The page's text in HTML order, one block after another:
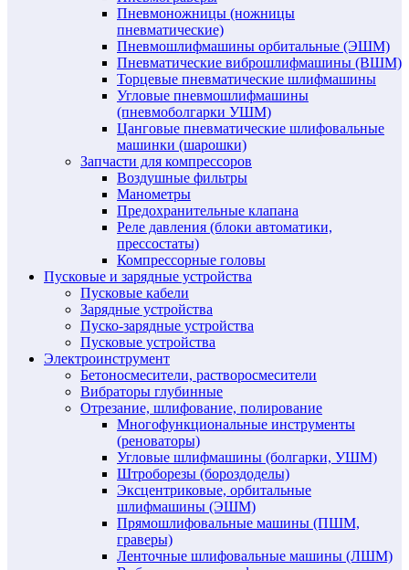
Пневмоножницы (ножницы
пневматические)
Пневмошлифмашины орбитальные (ЭШМ)
Пневматические виброшлифмашины (ВШМ)
Торцевые пневматические шлифмашины
Угловые пневмошлифмашины
(пневмоболгарки УШМ)
Цанговые пневматические шлифовальные
машинки (шарошки)
Запчасти для компрессоров
Воздушные фильтры
Манометры
Предохранительные клапана
Реле давления (блоки автоматики,
прессостаты)
Компрессорные головы
Пусковые и зарядные устройства
Пусковые кабели
Зарядные устройства
Пуско-зарядные устройства
Пусковые устройства
Электроинструмент
Бетоносмесители, растворосмесители
Вибраторы глубинные
Отрезание, шлифование, полирование
Многофункциональные инструменты
(реноваторы)
Угловые шлифмашины (болгарки, УШМ)
Штроборезы (бороздоделы)
Эксцентриковые, орбитальные
шлифмашины (ЭШМ)
Прямошлифовальные машины (ПШМ,
граверы)
Ленточные шлифовальные машины (ЛШМ)